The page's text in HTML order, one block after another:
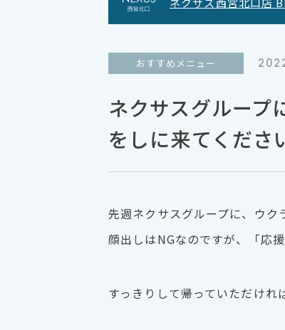
ネクサスグループ
をしに来てくださ
おすすめメニュー
先週ネクサスグループに、ウク
顔出しはNGなのですが、「応
すっきりして帰っていただけ